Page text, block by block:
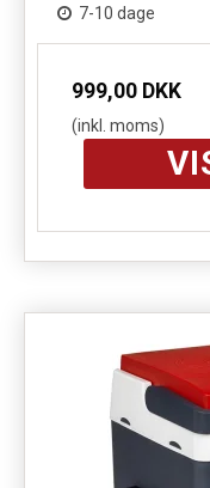
7-10 dage
999,00 DKK
(inkl. moms)